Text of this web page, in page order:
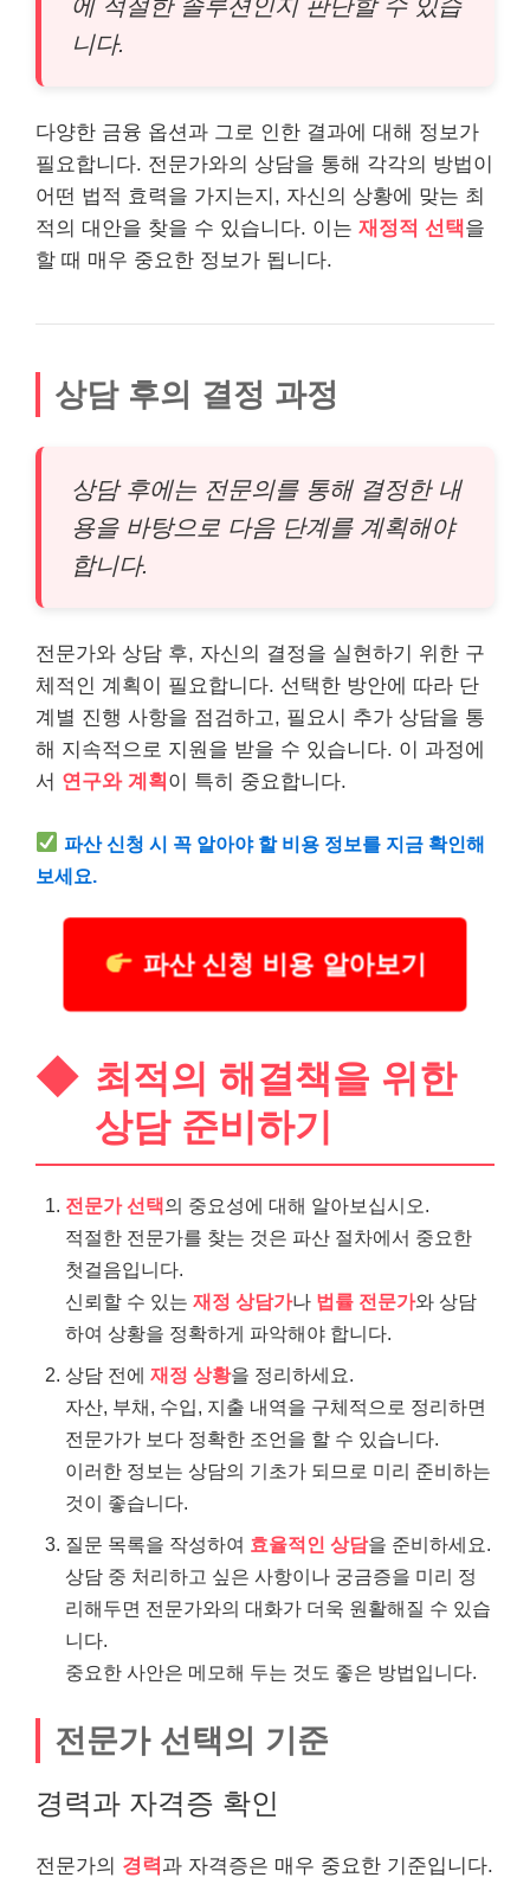
에 적절한 솔루션인지 판단할 수 있습
니다.
다양한 금융 옵션과 그로 인한 결과에 대해 정보가
필요합니다. 전문가와의 상담을 통해 각각의 방법이
어떤 법적 효력을 가지는지, 자신의 상황에 맞는 최
적의 대안을 찾을 수 있습니다. 이는 재정적 선택을
할 때 매우 중요한 정보가 됩니다.
상담 후의 결정 과정
상담 후에는 전문의를 통해 결정한 내
용을 바탕으로 다음 단계를 계획해야
합니다.
전문가와 상담 후, 자신의 결정을 실현하기 위한 구
체적인 계획이 필요합니다. 선택한 방안에 따라 단
계별 진행 사항을 점검하고, 필요시 추가 상담을 통
해 지속적으로 지원을 받을 수 있습니다. 이 과정에
서 연구와 계획 이 특히 중요합니다.
파산 신청 시 꼭 알아야 할 비용 정보를 지금 확인해
보세요.
파산 신청 비용 알아보기
최적의 해결책을 위한
상담 준비하기
전문가 선택의 중요성에 대해 알아보십시오.
적절한 전문가를 찾는 것은 파산 절차에서 중요한
첫걸음입니다.
신뢰할 수 있는 재정 상담가나 법률 전문가와 상담
하여 상황을 정확하게 파악해야 합니다.
상담 전에 재정 상황을 정리하세요.
자산, 부채, 수입, 지출 내역을 구체적으로 정리하면
전문가가 보다 정확한 조언을 할 수 있습니다.
이러한 정보는 상담의 기초가 되므로 미리 준비하는
것이 좋습니다.
질문 목록을 작성하여 효율적인 상담을 준비하세요.
상담 중 처리하고 싶은 사항이나 궁금증을 미리 정
리해두면 전문가와의 대화가 더욱 원활해질 수 있습
니다.
중요한 사안은 메모해 두는 것도 좋은 방법입니다.
전문가 선택의 기준
경력과 자격증 확인
전문가의 경력 과 자격증은 매우 중요한 기준입니다.